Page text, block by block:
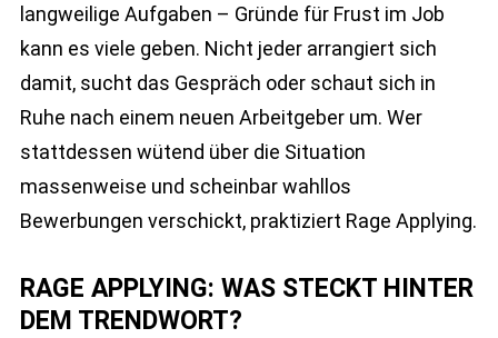
langweilige Aufgaben – Gründe für Frust im Job
kann es viele geben. Nicht jeder arrangiert sich
damit, sucht das Gespräch oder schaut sich in
Ruhe nach einem neuen Arbeitgeber um. Wer
stattdessen wütend über die Situation
massenweise und scheinbar wahllos
Bewerbungen verschickt, praktiziert Rage Applying.
RAGE APPLYING: WAS STECKT HINTER
DEM TRENDWORT?